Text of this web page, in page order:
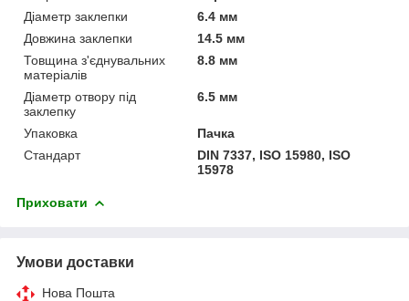
Діаметр заклепки
6.4 мм
Довжина заклепки
14.5 мм
Товщина з'єднувальних
матеріалів
8.8 мм
Діаметр отвору під
заклепку
6.5 мм
Упаковка
Пачка
Стандарт
DIN 7337, ISO 15980, ISO
15978
Приховати
Умови доставки
Нова Пошта